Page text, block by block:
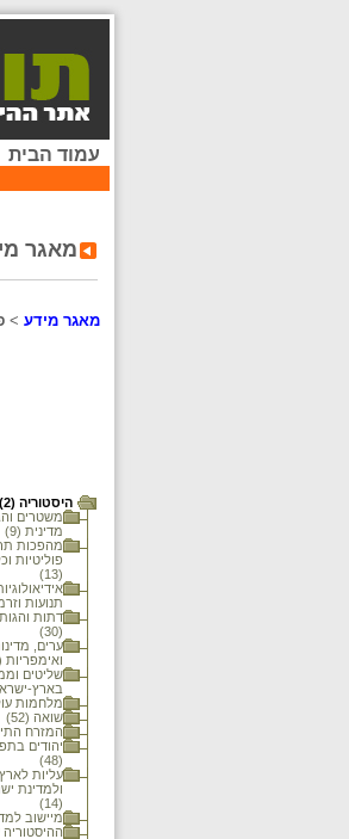
עמוד הבית
מאגר
מאגר מידע >
היסטוריה (2)
משטרים
מדינית (9)
מהפכות
פוליטיות
(13)
תנועות
דתות
(30)
ערים,
ואימפריות
שליטים
בארץ-
מלחמות
שואה (52)
המזרח
יהודים
(48)
עליות
ולמדינת
(14)
מיישוב